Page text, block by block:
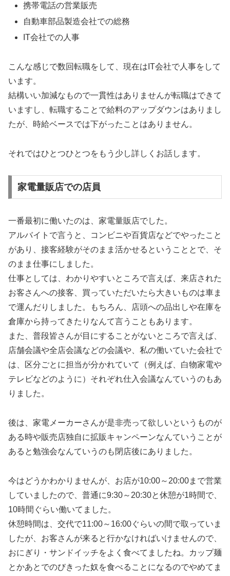
携帯電話の営業販売
自動車部品製造会社での総務
IT会社での人事
こんな感じで数回転職をして、現在はIT会社で人事をして
います。
結構いい加減なもので一貫性はありませんが転職はできて
いますし、転職することで給料のアップダウンはありまし
たが、時給ベースでは下がったことはありません。
それではひとつひとつをもう少し詳しくお話します。
家電量販店での店員
一番最初に働いたのは、家電量販店でした。
アルバイトで言うと、コンビニや百貨店などでやったこと
があり、接客経験がそのまま活かせるということとで、そ
のまま仕事にしました。
仕事としては、わかりやすいところで言えば、来店された
お客さんへの接客、買っていただいたら大きいものは車ま
で運んだりしました。もちろん、店頭への品出しや在庫を
倉庫から持ってきたりなんて言うこともあります。
また、普段皆さんが目にすることがないところで言えば、
店舗会議や全店会議などの会議や、私の働いていた会社で
は、区分ごとに担当が分かれていて（例えば、白物家電や
テレビなどのように）それぞれ仕入会議なんていうのもあ
りました。
後は、家電メーカーさんが是非売って欲しいというものが
ある時や販売店独自に拡販キャンペーンなんていうことが
あると勉強会なんていうのも閉店後にありました。
今はどうかわかりませんが、お店が10:00～20:00まで営業
していましたので、普通に9:30～20:30と休憩が1時間で、
10時間ぐらい働いてました。
休憩時間は、交代で11:00～16:00ぐらいの間で取っていま
したが、お客さんが来ると行かなければいけませんので、
おにぎり・サンドイッチをよく食べてましたね。カップ麺
とかあとでのびきった奴を食べることになるのでやめてま